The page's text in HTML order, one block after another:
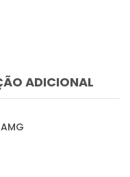
ADICIONAL